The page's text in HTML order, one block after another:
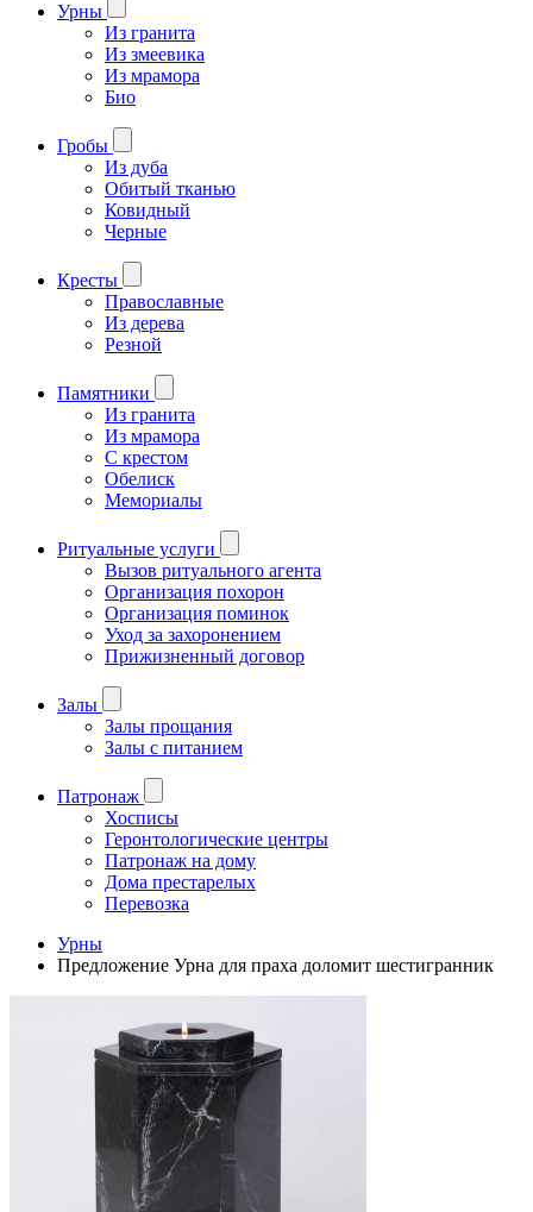
Урны
Из гранита
Из змеевика
Из мрамора
Био
Гробы
Из дуба
Обитый тканью
Ковидный
Черные
Кресты
Православные
Из дерева
Резной
Памятники
Из гранита
Из мрамора
С крестом
Обелиск
Мемориалы
Ритуальные услуги
Вызов ритуального агента
Организация похорон
Организация поминок
Уход за захоронением
Прижизненный договор
Залы
Залы прощания
Залы с питанием
Патронаж
Хосписы
Геронтологические центры
Патронаж на дому
Дома престарелых
Перевозка
Урны
Предложение Урна для праха доломит шестигранник